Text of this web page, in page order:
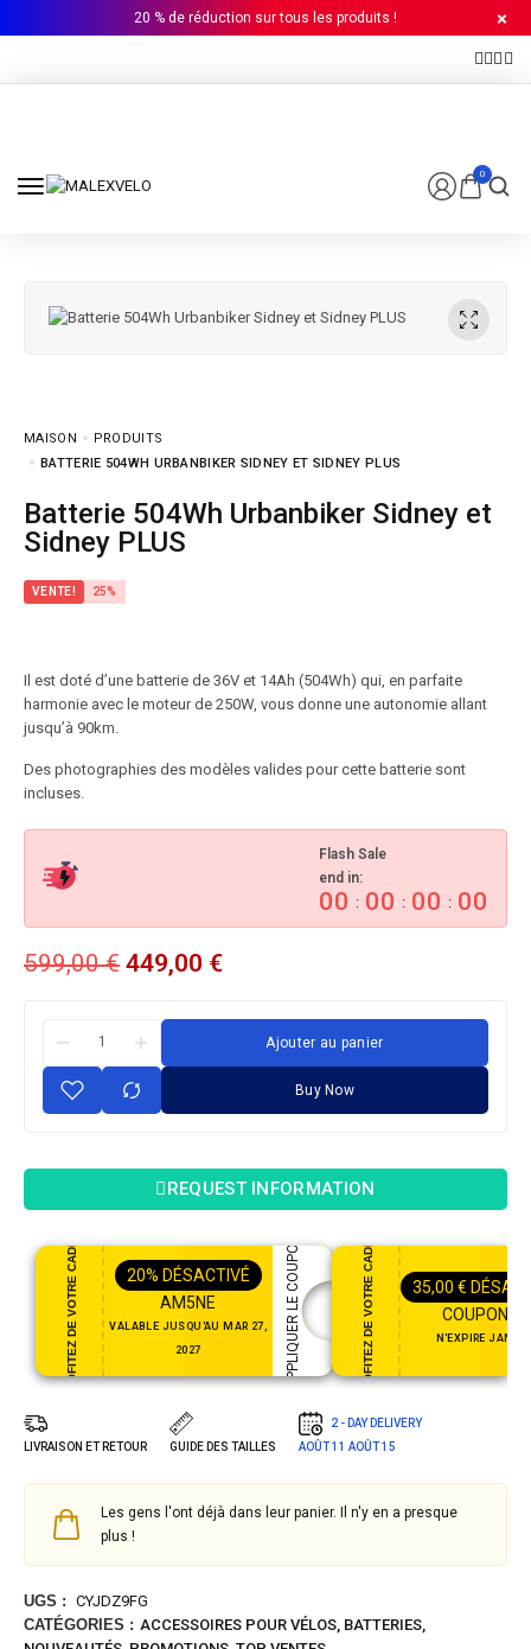
20 % de réduction sur tous les produits !
0
MAISON
PRODUITS
BATTERIE 504WH URBANBIKER SIDNEY ET SIDNEY PLUS
Batterie 504Wh Urbanbiker Sidney et
Sidney PLUS
VENTE! 25%
Il est doté d’une batterie de 36V et 14Ah (504Wh) qui, en parfaite
harmonie avec le moteur de 250W, vous donne une autonomie allant
jusqu’à 90km.
Des photographies des modèles valides pour cette batterie sont
incluses.
Flash Sale
end in:
00 : 00 : 00 : 00
599,00€ 449,00 €
Ajouter au panier
Buy Now
REQUEST INFORMATION
PROFITEZ DE VOTRE CADEAU 20% DÉSACTIVÉ
AM5NE
VALABLE JUSQU'AU MAR 27,
2027
APPLIQUER LE COUPON PROFITEZ DE VOTRE CADEAU 35,00 €
COUPON35
N'EXPIRE
LIVRAISON ET RETOUR GUIDE DES TAILLES
2 - DAY DELIVERY
AOÛT 11 AOÛT 15
Les gens l'ont déjà dans leur panier. Il n'y en a presque
plus !
UGS : CYJDZ9FG
CATÉGORIES : ACCESSOIRES POUR VÉLOS, BATTERIES,